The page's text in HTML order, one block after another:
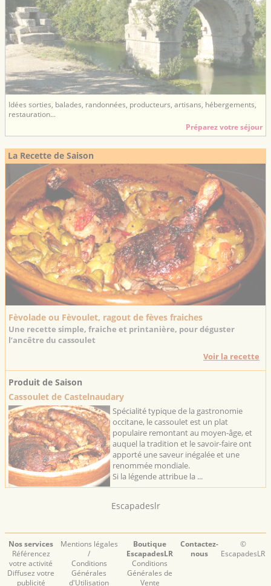
Idées sorties, balades, randonnées, producteurs, artisans, hébergements,
restauration...
Préparez votre séjour
La Recette de Saison
Fèvolade ou Fèvoulet, ragout de fèves fraiches
Une recette simple, fraiche et printanière, pour déguster
l’ancêtre du cassoulet
Voir la recette
Produit de Saison
Cassoulet de Castelnaudary
Spécialité typique de la gastronomie
occitane, le cassoulet est un plat
populaire remontant au moyen-âge, et
auquel la tradition et le savoir-faire ont
apporté une saveur inégalée et une
renommée mondiale.
Si la légende attribue la ...
Escapadeslr
Nos services
Référencez
votre activité
Diffusez votre
publicité
Mentions légales
/
Conditions
Générales
d'Utilisation
Boutique
EscapadesLR
Conditions
Générales de
Vente
Contactez-
nous
©
EscapadesLR